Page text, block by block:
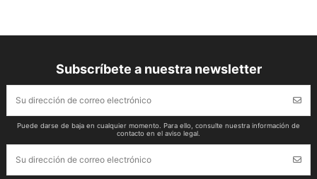
Subscríbete a nuestra newsletter
Puede darse de baja en cualquier momento. Para ello, consulte nuestra información de
contacto en el aviso legal.